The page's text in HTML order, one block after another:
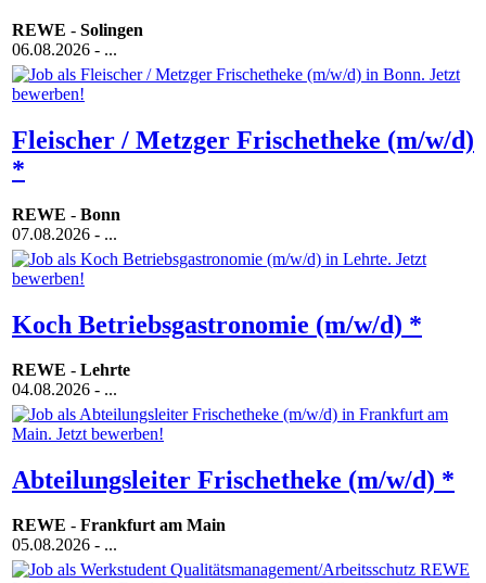
REWE - Solingen
06.08.2026 - ...
Fleischer / Metzger Frischetheke (m/w/d)
*
REWE - Bonn
07.08.2026 - ...
Koch Betriebsgastronomie (m/w/d) *
REWE - Lehrte
04.08.2026 - ...
Abteilungsleiter Frischetheke (m/w/d) *
REWE - Frankfurt am Main
05.08.2026 - ...